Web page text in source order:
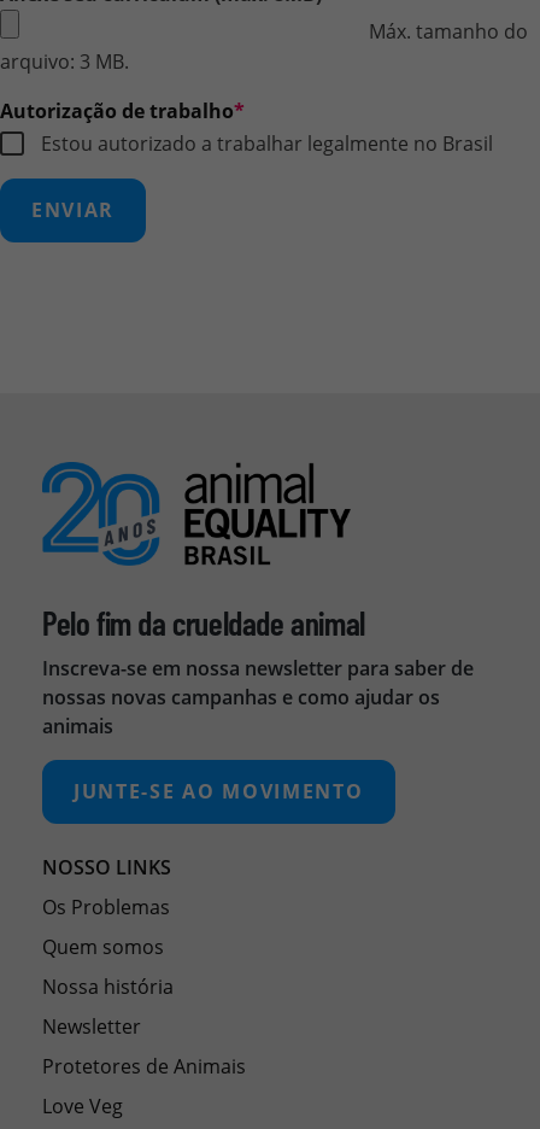
Máx. tamanho do
arquivo: 3 MB.
Autorização de trabalho*
Estou autorizado a trabalhar legalmente no Brasil
Pelo fim da crueldade animal
Inscreva-se em nossa newsletter para saber de
nossas novas campanhas e como ajudar os
animais
JUNTE-SE AO MOVIMENTO
NOSSO LINKS
Os Problemas
Quem somos
Nossa história
Newsletter
Protetores de Animais
Love Veg